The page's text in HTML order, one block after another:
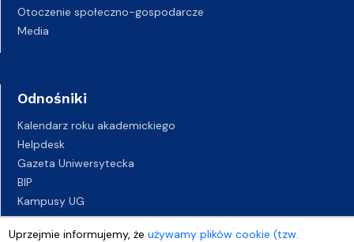
Uprzejmie informujemy, żeużywamy plików cookie (tzw.
Otoczenie społeczno-gospodarcze
Media
Odnośniki
Kalendarz roku akademickiego
Helpdesk
Gazeta Uniwersytecka
BIP
Kampusy UG
Biuro Karier UG
Oferty pracy